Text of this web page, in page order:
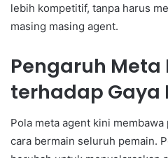
lebih kompetitif, tanpa harus
masing masing agent.
Pengaruh Meta
terhadap Gaya
Pola meta agent kini
cara bermain seluruh pemain.